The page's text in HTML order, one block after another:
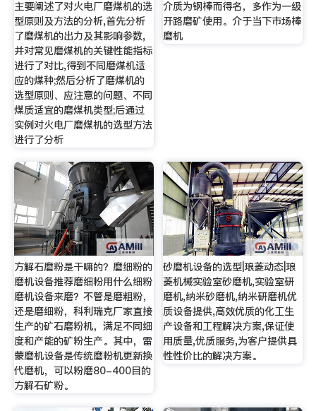
主要阐述了对火电厂磨煤机的选
型原则及方法的分析,首先分析
了磨煤机的出力及其影响参数,
并对常见磨煤机的关键性能指标
进行了对比,得到不同磨煤机适
应的煤种;然后分析了磨煤机的
选型原则、应注意的问题、不同
煤质适宜的磨煤机类型;后通过
实例对火电厂磨煤机的选型方法
进行了分析
介质为钢棒而得名，多作为一级
开路磨矿使用。介于当下市场棒
磨机
方解石磨粉是干嘛的？磨细粉的
磨机设备推荐磨细粉用什么细粉
磨机设备来磨？不管是磨粗粉，
还是磨细粉，科利瑞克厂家直接
生产的矿石磨粉机，满足不同细
度和产能的矿粉生产。其中，雷
蒙磨机设备是传统磨粉机更新换
代磨机，可以粉磨80-400目的
方解石矿粉。
砂磨机设备的选型|琅菱动态|琅
菱机械实验室砂磨机,实验室研
磨机,纳米砂磨机,纳米研磨机优
质设备提供,高效优质的化工生
产设备和工程解决方案,保证使
用质量,优质服务,为客户提供具
性性价比的解决方案。